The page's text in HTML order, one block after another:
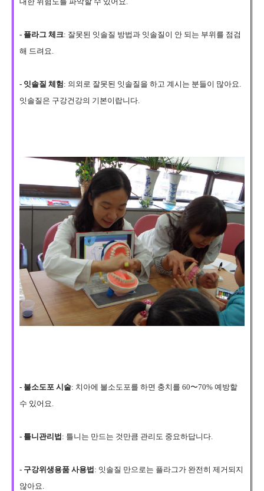
- 플라그 체크: 잘못된 잇솔질 방법과 잇솔질이 안 되는 부위 를 점검
해 드려요.
- 잇솔질 체험 : 의외로 잘못된 잇솔질을 하고 계시는 분들이 많아요.
잇솔질은 구강건강의 기본이랍니다.
- 불소도포 시술: 치아에 불소도포를 하면 충치를 60〜70% 예방할
수 있어요.
- 틀니관리법: 틀니는 만드는 것만큼 관리도 중요하답니다.
- 구강위생용품 사용법: 잇솔질 만으로는 플라그가 완전히 제거되지
않아요.